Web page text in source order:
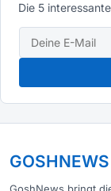
Die 5
GOSHNEWS